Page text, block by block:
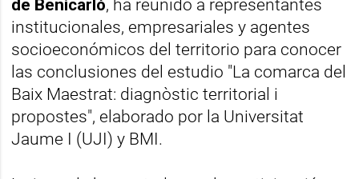
de Benicarló, ha reunido a representantes
institucionales, empresariales y agentes
socioeconómicos del territorio para conocer
las conclusiones del estudio "La comarca del
Baix Maestrat: diagnòstic territorial i
propostes", elaborado por la Universitat
Jaume I (UJI) y BMI.